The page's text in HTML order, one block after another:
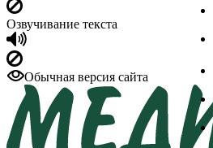
Озвучивание текста
Обычная версия сайта